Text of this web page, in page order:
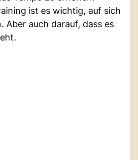
ist es wichtig, auf sich
Aber auch darauf, dass es